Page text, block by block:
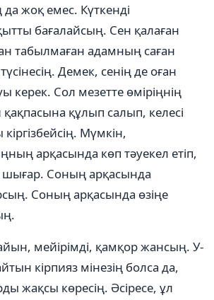
жоқ емес. Күткенді
бағалайсың. Сен қалаған
табылмаған адамның саған
Демек, сенің де оған
керек. Сол мезетте өміріңнің
құлып салып, келесі
Мүмкін,
арқасында көп тəуекел етіп,
Соның арқасында
Соның арқасында өзіңе
мейірімді, қамқор жансың. У-
кірпияз мінезің болса да,
жақсы көресің. Əсіресе, ұл